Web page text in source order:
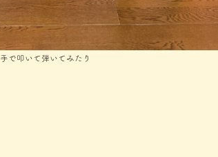
手で叩いて弾いてみたり